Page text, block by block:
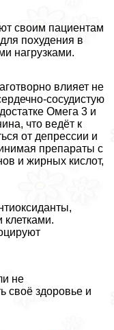
своим пациентам
похудения в
нагрузками.
влияет не
сосудистую
Омега 3 и
что ведёт к
от депрессии и
препараты с
и жирных кислот,
не
своё здоровье и